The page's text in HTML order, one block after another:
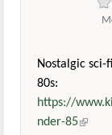
Nostalgic
80s:
https://
nder-85(külső